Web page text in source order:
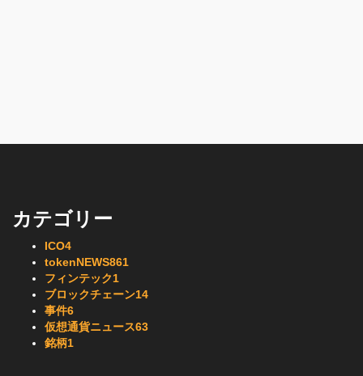
カテゴリー
ICO4
tokenNEWS861
フィンテック1
ブロックチェーン14
事件6
仮想通貨ニュース63
銘柄1